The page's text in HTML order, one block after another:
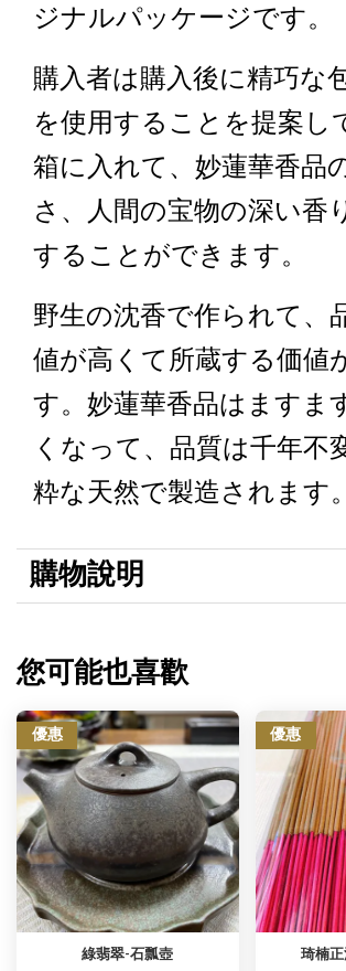
ジナルパッケージです。
購入者は購入後に精巧な
を使用することを提案し
箱に入れて、妙蓮華香品
さ、人間の宝物の深い香
することができます。
野生の沈香で作られて、
値が高くて所蔵する価値
す。妙蓮華香品はますま
くなって、品質は千年不
粋な天然で製造されます。
購物說明
您可能也喜歡
優惠
綠翡翠-石瓢壺
優惠
琦楠